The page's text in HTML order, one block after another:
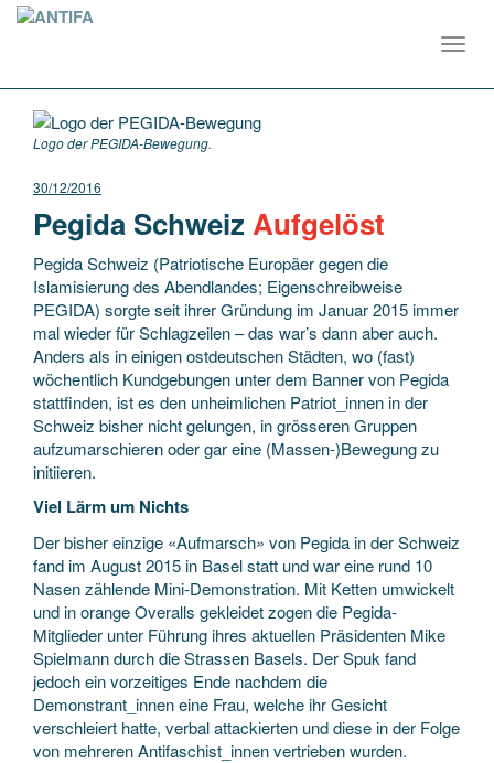
Logo der PEGIDA-Bewegung.
30/12/2016
Pegida SchweizAufgelöst
Pegida Schweiz (Patriotische Europäer gegen die
Islamisierung des Abendlandes; Eigenschreibweise
PEGIDA) sorgte seit ihrer Gründung im Januar 2015 immer
mal wieder für Schlagzeilen – das war’s dann aber auch.
Anders als in einigen ostdeutschen Städten, wo (fast)
wöchentlich Kundgebungen unter dem Banner von Pegida
stattfinden, ist es den unheimlichen Patriot_innen in der
Schweiz bisher nicht gelungen, in grösseren Gruppen
aufzumarschieren oder gar eine (Massen-)Bewegung zu
initiieren.
Viel Lärm um Nichts
Der bisher einzige «Aufmarsch» von Pegida in der Schweiz
fand im August 2015 in Basel statt und war eine rund 10
Nasen zählende Mini-Demonstration. Mit Ketten umwickelt
und in orange Overalls gekleidet zogen die Pegida-
Mitglieder unter Führung ihres aktuellen Präsidenten Mike
Spielmann durch die Strassen Basels. Der Spuk fand
jedoch ein vorzeitiges Ende nachdem die
Demonstrant_innen eine Frau, welche ihr Gesicht
verschleiert hatte, verbal attackierten und diese in der Folge
von mehreren Antifaschist_innen vertrieben wurden.